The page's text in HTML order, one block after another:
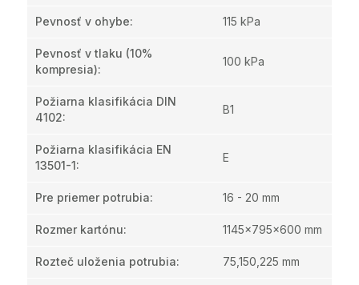
Pevnosť v ohybe: 115 kPa
Pevnosť v tlaku (10%
kompresia):
100 kPa
Požiarna klasifikácia DIN
4102:
B1
Požiarna klasifikácia EN
13501-1:
E
Pre priemer potrubia: 16 - 20 mm
Rozmer kartónu: 1145x795x600 mm
Rozteč uloženia potrubia: 75,150,225 mm